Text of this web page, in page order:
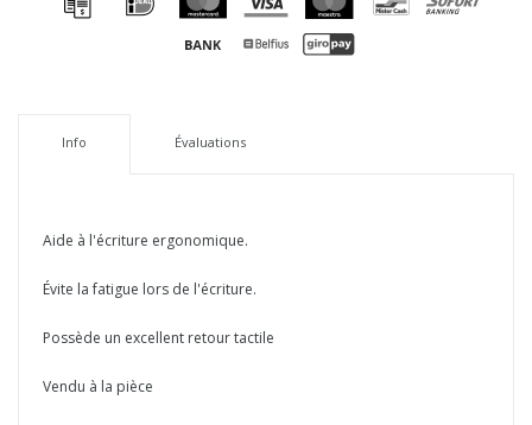
Info Évaluations
Aide à l'écriture ergonomique.
Évite la fatigue lors de l'écriture.
Possède un excellent retour tactile
Vendu à la pièce